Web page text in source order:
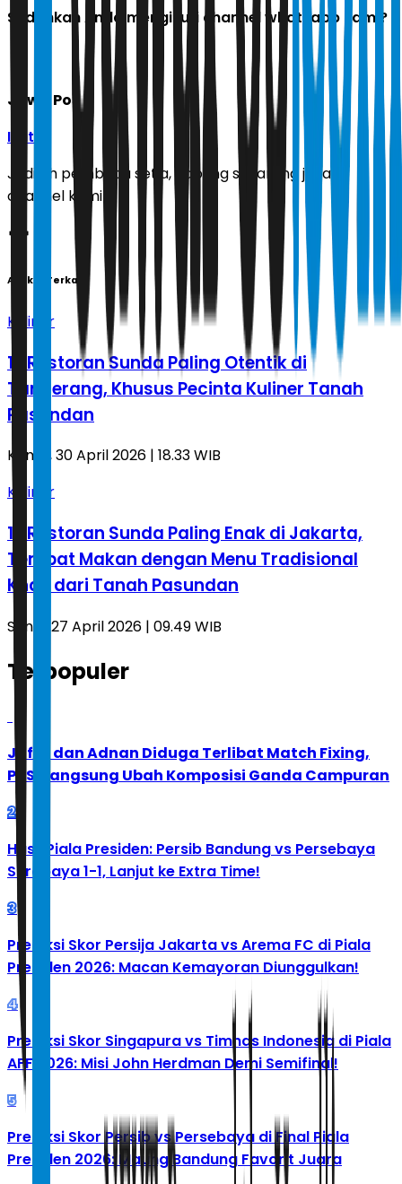
Sudahkah Anda mengikuti channel whatsapp kami?
Jawa Pos
Ikuti
Jadilah pembaca setia, gabung sekarang juga di
channel kami!
Artikel Terkait
Kuliner
17 Restoran Sunda Paling Otentik di
Tangerang, Khusus Pecinta Kuliner Tanah
Pasundan
Kamis, 30 April 2026 | 18.33 WIB
Kuliner
12 Restoran Sunda Paling Enak di Jakarta,
Tempat Makan dengan Menu Tradisional
Khas dari Tanah Pasundan
Senin, 27 April 2026 | 09.49 WIB
Terpopuler
Jafar dan Adnan Diduga Terlibat Match Fixing,
PBSI Langsung Ubah Komposisi Ganda Campuran
2
Hasil Piala Presiden: Persib Bandung vs Persebaya
Surabaya 1-1, Lanjut ke Extra Time!
3
Prediksi Skor Persija Jakarta vs Arema FC di Piala
Presiden 2026: Macan Kemayoran Diunggulkan!
4
Prediksi Skor Singapura vs Timnas Indonesia di Piala
AFF 2026: Misi John Herdman Demi Semifinal!
5
Prediksi Skor Persib vs Persebaya di Final Piala
Presiden 2026: Maung Bandung Favorit Juara